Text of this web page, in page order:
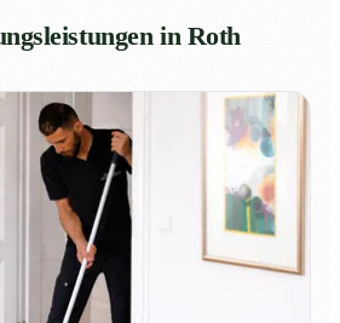
in Roth